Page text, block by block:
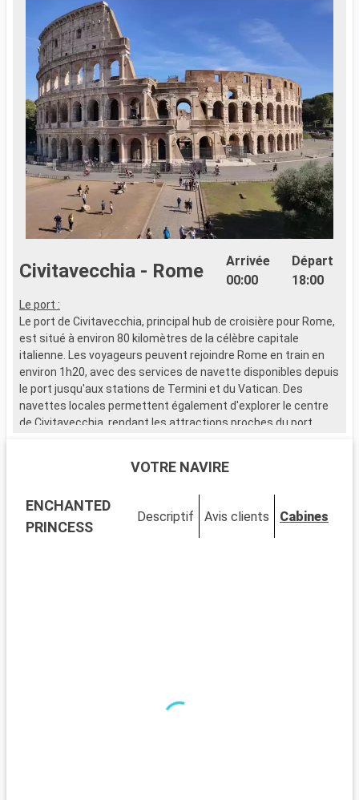
Civitavecchia - Rome
Arrivée
00:00
Départ
18:00
Le port :
Le port de Civitavecchia, principal hub de croisière pour Rome,
est situé à environ 80 kilomètres de la célèbre capitale
italienne. Les voyageurs peuvent rejoindre Rome en train en
environ 1h20, avec des services de navette disponibles depuis
le port jusqu'aux stations de Termini et du Vatican. Des
navettes locales permettent également d'explorer le centre
de Civitavecchia, rendant les attractions proches du port
Civitavecchia, une ville portuaire chargée d'histoire, abrite
plusieurs sites d'intérêt près du port. Découvrez la Forteresse
Michelangelo, un bastion de la Renaissance offrant de
étape incontournable avec ses sites historiques et
VOTRE NAVIRE
ENCHANTED
PRINCESS
Descriptif Avis clients Cabines